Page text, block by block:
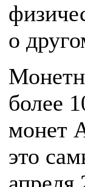
о
более
монет
это